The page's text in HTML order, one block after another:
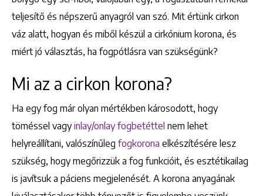
teljesítő és népszerű anyagról van szó. Mit értünk cirkon
váz alatt, hogyan és miből készül a cirkónium korona, és
miért jó választás, ha fogpótlásra van szükségünk?
Mi az a cirkon korona?
Ha egy fog már olyan mértékben károsodott, hogy
töméssel vagyinlay/onlay fogbetéttel nem lehet
helyreállítani, valószínűleg fogkorona elkészítésére lesz
szükség, hogy megőrizzük a fog funkcióit, és esztétikailag
is javítsuk a páciens megjelenését. A korona anyagának